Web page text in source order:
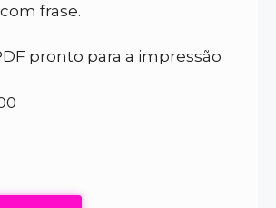
frase.
pronto para a impressão